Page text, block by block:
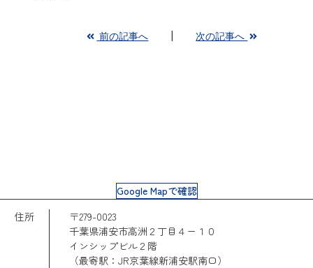
前の記事へ 次の記事へ
Google Mapで確認
住所
〒279-0023
千葉県浦安市高洲２丁目４ー１０
インシップビル２階
（最寄駅：JR京葉線新浦安駅南口）